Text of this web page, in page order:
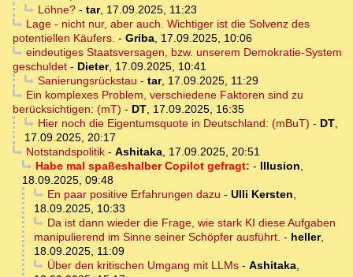
Löhne?- tar, 17.09.2025, 11:23
Lage - nicht nur, aber auch. Wichtiger ist die Solvenz des
potentiellen Käufers. - Griba, 17.09.2025, 10:06
eindeutiges Staatsversagen, bzw. unserem Demokratie-System
geschuldet - Dieter, 17.09.2025, 10:41
Sanierungsrückstau - tar, 17.09.2025, 11:29
Ein komplexes Problem, verschiedene Faktoren sind zu
berücksichtigen: (mT) - DT, 17.09.2025, 16:35
Hier noch die Eigentumsquote in Deutschland: (mBuT) - DT,
17.09.2025, 20:17
Notstandspolitik- Ashitaka, 17.09.2025, 20:51
Habe mal spaßeshalber Copilot gefragt: - Illusion,
18.09.2025, 09:48
En paar positive Erfahrungen dazu - Ulli Kersten,
18.09.2025, 10:33
Da ist dann wieder die Frage, wie stark KI diese Aufgaben
manipulierend im Sinne seiner Schöpfer ausführt. - heller,
18.09.2025, 11:09
Über den kritischen Umgang mit LLMs- Ashitaka,